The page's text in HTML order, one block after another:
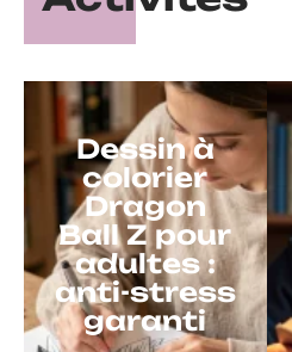
Dessin à
colorier
Dragon
Ball Z pour
adultes :
anti-stress
garanti